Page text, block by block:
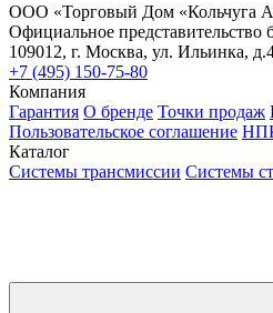
ООО «Торговый Дом «Кольчуга
Официальное представительство
109012, г. Москва, ул. Ильинка,
+7 (495) 150-75-80
Компания
Гарантия О бренде Точки продаж
Пользовательское соглашение
Каталог
Системы трансмиссии Системы